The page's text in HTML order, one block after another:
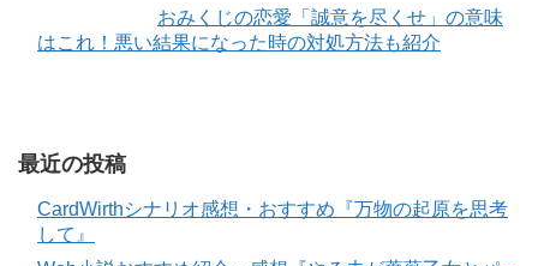
おみくじの恋愛「誠意を尽くせ」の意味
はこれ！悪い結果になった時の対処方法も紹介
最近の投稿
CardWirthシナリオ感想・おすすめ『万物の起原を思考
して』